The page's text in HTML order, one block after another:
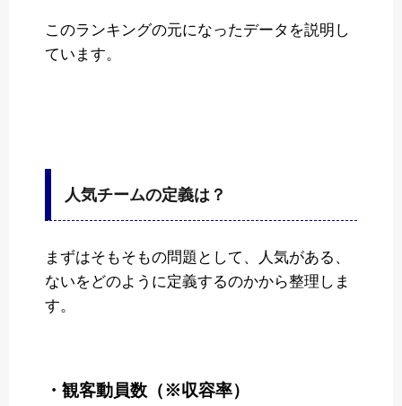
このランキングの元になったデータを説明し
ています。
人気チームの定義は？
まずはそもそもの問題として、人気がある、
ないをどのように定義するのかから整理しま
す。
・観客動員数（※収容率）